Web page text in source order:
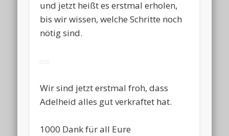
und jetzt heißt es erstmal erholen,
bis wir wissen, welche Schritte noch
nötig sind.
Wir sind jetzt erstmal froh, dass
Adelheid alles gut verkraftet hat.
1000 Dank für all Eure